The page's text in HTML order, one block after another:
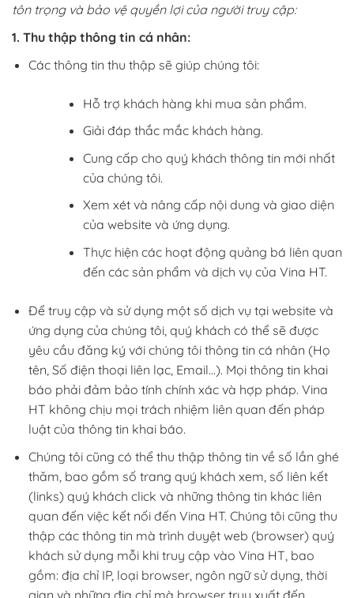
tôn trọng và bảo vệ quyền lợi của người truy cập:
1. Thu thập thông tin cá nhân:
Các thông tin thu thập sẽ giúp chúng tôi:
Hỗ trợ khách hàng khi mua sản phẩm.
Giải đáp thắc mắc khách hàng.
Cung cấp cho quý khách thông tin mới nhất
của chúng tôi.
Xem xét và nâng cấp nội dung và giao diện
của website và ứng dụng.
Thực hiện các hoạt động quảng bá liên quan
đến các sản phẩm và dịch vụ của Vina HT.
Để truy cập và sử dụng một số dịch vụ tại website và
ứng dụng của chúng tôi, quý khách có thể sẽ được
yêu cầu đăng ký với chúng tôi thông tin cá nhân (Họ
tên, Số điện thoại liên lạc, Email…). Mọi thông tin khai
báo phải đảm bảo tính chính xác và hợp pháp. Vina
HT không chịu mọi trách nhiệm liên quan đến pháp
luật của thông tin khai báo.
Chúng tôi cũng có thể thu thập thông tin về số lần ghé
thăm, bao gồm số trang quý khách xem, số liên kết
(links) quý khách click và những thông tin khác liên
quan đến việc kết nối đến Vina HT. Chúng tôi cũng thu
thập các thông tin mà trình duyệt web (browser) quý
khách sử dụng mỗi khi truy cập vào Vina HT, bao
gồm: địa chỉ IP, loại browser, ngôn ngữ sử dụng, thời
gian và những địa chỉ mà browser truy xuất đến.